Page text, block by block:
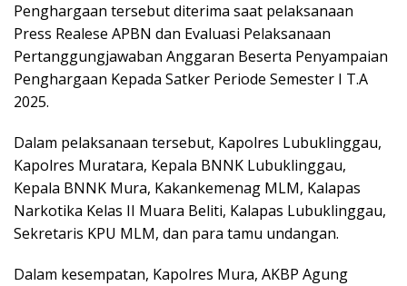
Penghargaan tersebut diterima saat pelaksanaan
Press Realese APBN dan Evaluasi Pelaksanaan
Pertanggungjawaban Anggaran Beserta Penyampaian
Penghargaan Kepada Satker Periode Semester I T.A
2025.
Dalam pelaksanaan tersebut, Kapolres Lubuklinggau,
Kapolres Muratara, Kepala BNNK Lubuklinggau,
Kepala BNNK Mura, Kakankemenag MLM, Kalapas
Narkotika Kelas II Muara Beliti, Kalapas Lubuklinggau,
Sekretaris KPU MLM, dan para tamu undangan.
Dalam kesempatan, Kapolres Mura, AKBP Agung